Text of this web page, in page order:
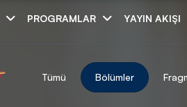
PROGRAMLAR YAYIN AKIŞI
ARAMA SONUÇLARI
Tümü Bölümler